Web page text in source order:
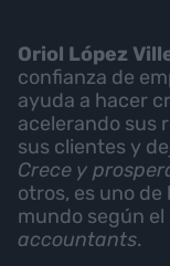
Oriol López
confianza de
ayuda a hacer
acelerando sus
sus clientes y
Crece y
otros, es uno de
mundo según el
accountants.